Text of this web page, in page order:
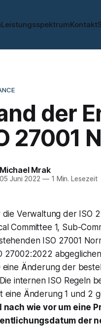
LeistungsspektrumKontakt
der
27001
Michael Mrak
05 Juni 2022 —1 Min. Lesezeit
die Verwaltung der ISO
Committee 1, Sub-
ISO 27001
27002:2022
eine Änderung der
internen ISO Regeln
eine Änderung 1 und 2
nach wie vor um eine
der